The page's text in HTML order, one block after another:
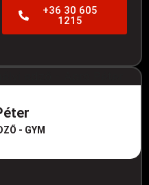
+36 30 605
1215
- GYM